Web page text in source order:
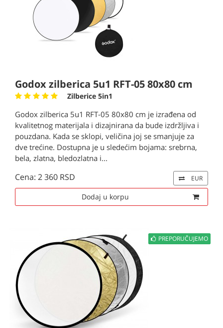
Godox zilberica 5u1 RFT-05 80x80 cm
Zilberice 5in1
Godox zilberica 5u1 RFT-05 80x80 cm je izrađena od
kvalitetnog materijala i dizajnirana da bude izdržljiva i
pouzdana. Kada se sklopi, veličina joj se smanjuje za
dve trećine. Dostupna je u sledećim bojama: srebrna,
bela, zlatna, bledozlatna i...
Cena: 2 360 RSD EUR
Dodaj u korpu
PREPORUČUJEMO